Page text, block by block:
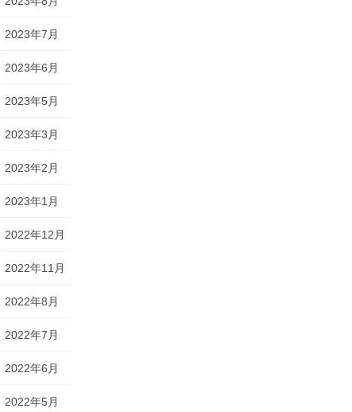
2023年7月
2023年6月
2023年5月
2023年3月
2023年2月
2023年1月
2022年12月
2022年11月
2022年8月
2022年7月
2022年6月
2022年5月